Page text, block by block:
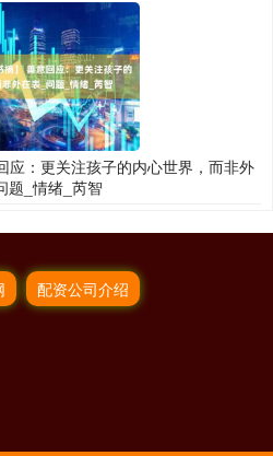
应：更关注孩子的内心世界，而非外
题_情绪_芮智
配资公司介绍